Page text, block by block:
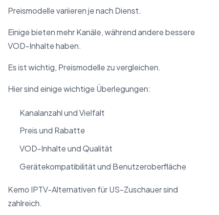
Preismodelle variieren je nach Dienst.
Einige bieten mehr Kanäle, während andere bessere
VOD-Inhalte haben.
Es ist wichtig, Preismodelle zu vergleichen.
Hier sind einige wichtige Überlegungen:
Kanalanzahl und Vielfalt
Preis und Rabatte
VOD-Inhalte und Qualität
Gerätekompatibilität und Benutzeroberfläche
Kemo IPTV-Alternativen für US-Zuschauer sind
zahlreich.